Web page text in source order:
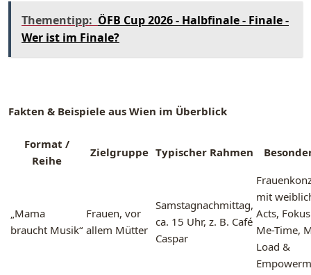
Thementipp: ÖFB Cup 2026 - Halbfinale - Finale -
Wer ist im Finale?
Fakten & Beispiele aus Wien im Überblick
Format /
Reihe
Zielgruppe Typischer Rahmen
„Mama
braucht Musik“
Frauen, vor
allem Mütter
Samstagnachmittag,
ca. 15 Uhr, z. B. Café
Caspar
mit
Acts,
Me-Time,
Load &